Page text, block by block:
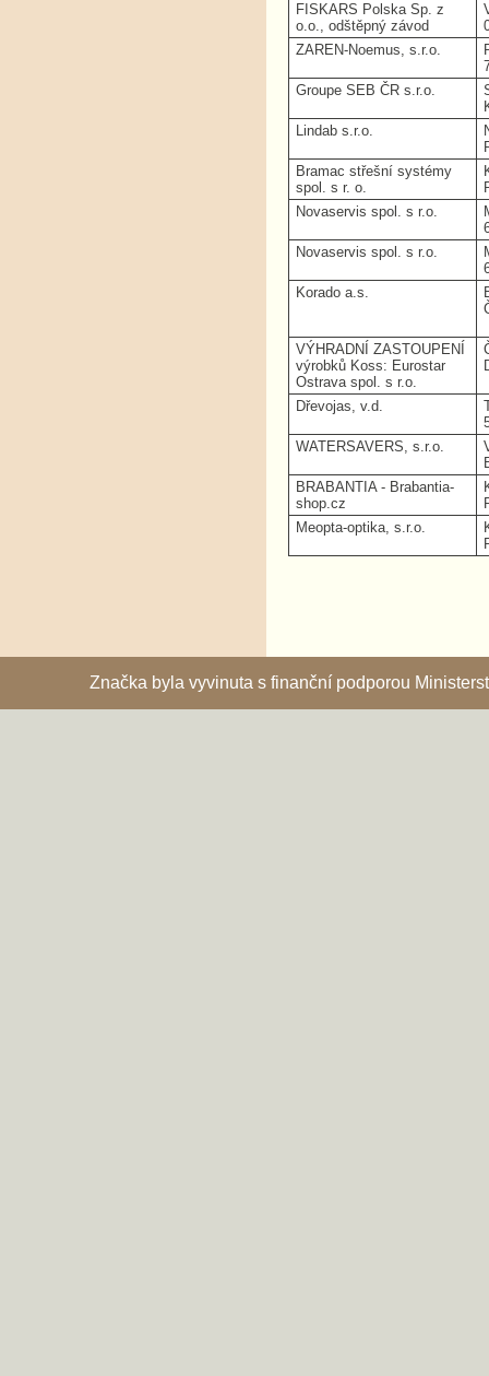
FISKARS Polska Sp. z
o.o., odštěpný závod
ZAREN-Noemus, s.r.o.
Groupe SEB ČR s.r.o.
Lindab s.r.o.
Bramac střešní systémy
spol. s r. o.
Novaservis spol. s r.o.
Novaservis spol. s r.o.
Korado a.s.
VÝHRADNÍ ZASTOUPENÍ
výrobků Koss: Eurostar
Ostrava spol. s r.o.
Dřevojas, v.d.
WATERSAVERS, s.r.o.
BRABANTIA - Brabantia-
shop.cz
Meopta-optika, s.r.o.
Značka byla vyvinuta s finanční podporou